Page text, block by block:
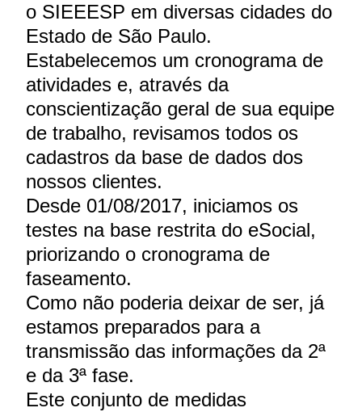
o SIEEESP em diversas cidades do
Estado de São Paulo.
Estabelecemos um cronograma de
atividades e, através da
conscientização geral de sua equipe
de trabalho, revisamos todos os
cadastros da base de dados dos
nossos clientes.
Desde 01/08/2017, iniciamos os
testes na base restrita do eSocial,
priorizando o cronograma de
faseamento.
Como não poderia deixar de ser, já
estamos preparados para a
transmissão das informações da 2ª
e da 3ª fase.
Este conjunto de medidas